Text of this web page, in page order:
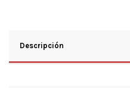
Descripción